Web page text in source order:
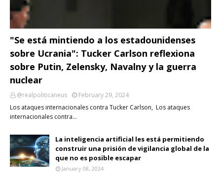
"Se está mintiendo a los estadounidenses
sobre Ucrania": Tucker Carlson reflexiona
sobre Putin, Zelensky, Navalny y la guerra
nuclear
@realpoliticaneus
February 29, 2024
Los ataques internacionales contra Tucker Carlson, Los ataques
internacionales contra…
La inteligencia artificial les está permitiendo
construir una prisión de vigilancia global de la
que no es posible escapar
January 08, 2024